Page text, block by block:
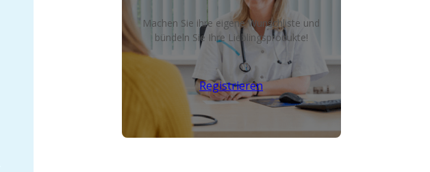
Machen Sie ihre eigene Wunschliste und
bündeln Sie Ihre Lieblingsprodukte!
Registrieren